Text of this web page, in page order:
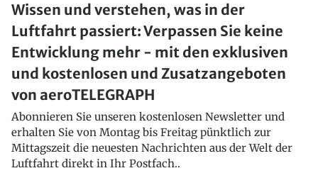
Wissen und verstehen, was in der
Luftfahrt passiert: Verpassen Sie keine
Entwicklung mehr - mit den exklusiven
und kostenlosen und Zusatzangeboten
von aeroTELEGRAPH
Abonnieren Sie unseren kostenlosen Newsletter und
erhalten Sie von Montag bis Freitag pünktlich zur
Mittagszeit die neuesten Nachrichten aus der Welt der
Luftfahrt direkt in Ihr Postfach..